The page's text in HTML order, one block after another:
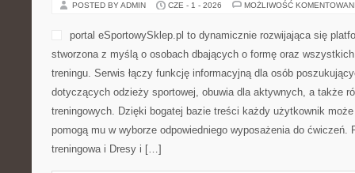
POSTED BY ADMIN CZE - 1 - 2026 MOŻLIWOŚĆ
portal eSportowySklep.pl to dynamicznie rozwijająca się
stworzona z myślą o osobach dbających o formę oraz
treningu. Serwis łączy funkcję informacyjną dla osób
dotyczących odzieży sportowej, obuwia dla aktywnych, a także
treningowych. Dzięki bogatej bazie treści każdy użytkownik
pomogą mu w wyborze odpowiedniego wyposażenia do ćwiczeń.
treningowa i Dresy i […]